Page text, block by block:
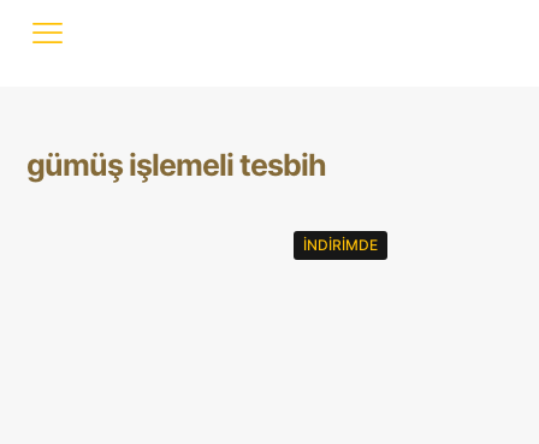
gümüş işlemeli tesbih
İNDIRIMDE